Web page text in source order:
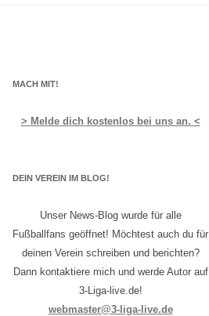
MACH MIT!
> Melde dich kostenlos bei uns an. <
DEIN VEREIN IM BLOG!
Unser News-Blog wurde für alle
Fußballfans geöffnet! Möchtest auch du für
deinen Verein schreiben und berichten?
Dann kontaktiere mich und werde Autor auf
3-Liga-live.de!
webmaster@3-liga-live.de